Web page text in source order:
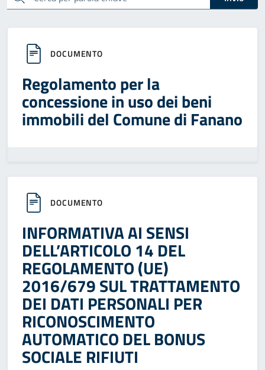
DOCUMENTO
Regolamento per la
concessione in uso dei beni
immobili del Comune di Fanano
DOCUMENTO
INFORMATIVA AI SENSI
DELL’ARTICOLO 14 DEL
REGOLAMENTO (UE)
2016/679 SUL TRATTAMENTO
DEI DATI PERSONALI PER
RICONOSCIMENTO
AUTOMATICO DEL BONUS
SOCIALE RIFIUTI